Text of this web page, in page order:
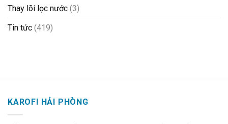
Thay lõi lọc nước (3)
Tin tức (419)
KAROFI HẢI PHÒNG